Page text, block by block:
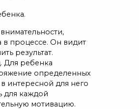
в процессе. Он видит
результат.
Для ребенка
определенных
интересной для него
для каждой
мотивацию.